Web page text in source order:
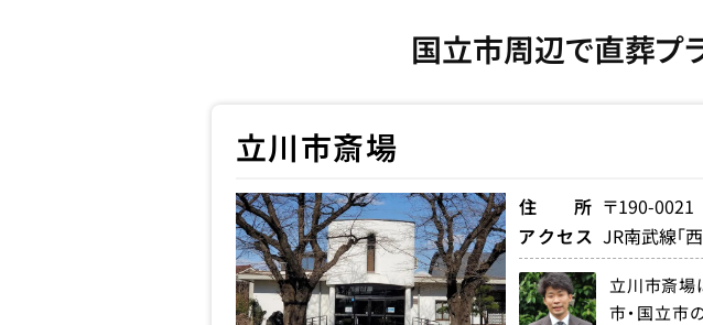
国立市周辺で直葬プ
立川市斎場
住所 〒190-
アクセス JR南武線「
立川市斎場
市・国立市